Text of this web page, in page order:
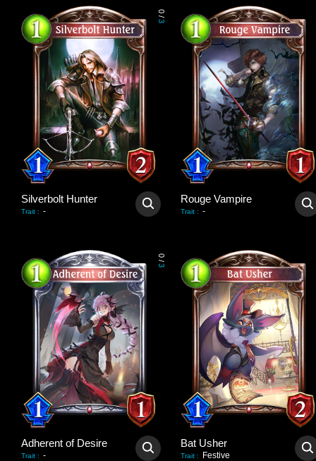
0
/
3
Silverbolt Hunter
Trait : -
Rouge Vampire
Trait : -
0
/
3
Adherent of Desire
Trait : -
Bat Usher
Trait : Festive